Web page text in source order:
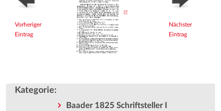
Vorheriger
Eintrag
Nächster
Eintrag
Kategorie:
Baader 1825 Schriftsteller I